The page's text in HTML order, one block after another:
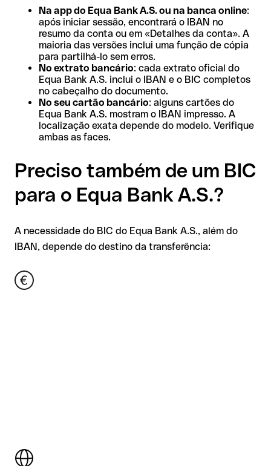
Na app do Equa Bank A.S. ou na banca online:
após iniciar sessão, encontrará o IBAN no
resumo da conta ou em «Detalhes da conta». A
maioria das versões inclui uma função de cópia
para partilhá-lo sem erros.
No extrato bancário: cada extrato oficial do
Equa Bank A.S. inclui o IBAN e o BIC completos
no cabeçalho do documento.
No seu cartão bancário: alguns cartões do
Equa Bank A.S. mostram o IBAN impresso. A
localização exata depende do modelo. Verifique
ambas as faces.
Preciso também de um BIC
para o Equa Bank A.S.?
A necessidade do BIC do Equa Bank A.S., além do
IBAN, depende do destino da transferência: